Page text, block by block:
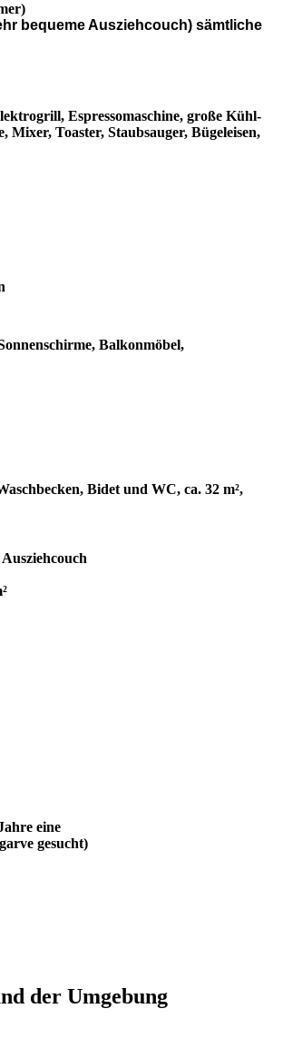
bequeme Ausziehcouch) sämtliche
Espressomaschine, große Kühl-
Toaster, Staubsauger, Bügeleisen,
Balkonmöbel,
Bidet und WC, ca. 32 m²,
eine
gesucht)
der Umgebung